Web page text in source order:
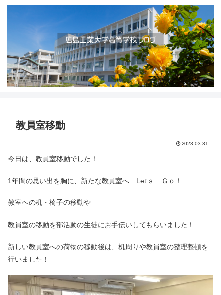
教員室移動
2023.03.31
今日は、教員室移動でした！
1年間の思い出を胸に、新たな教員室へ Let‘ｓ Ｇｏ！
教室への机・椅子の移動や
教員室の移動を部活動の生徒にお手伝いしてもらいました！
新しい教員室への荷物の移動後は、机周りや教員室の整理整頓を
行いました！